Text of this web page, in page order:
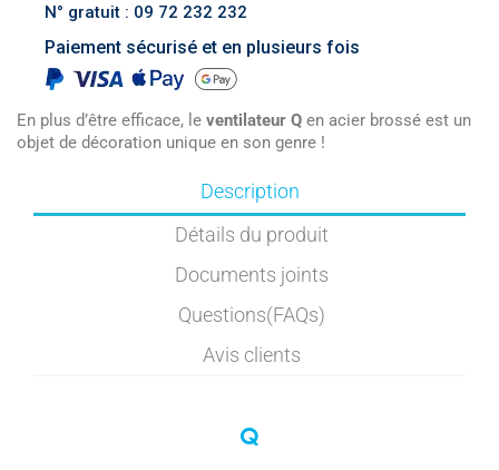
N° gratuit : 09 72 232 232
Paiement sécurisé et en plusieurs fois
En plus d’être efficace, le ventilateur Q en acier brossé est un
objet de décoration unique en son genre !
Description
Détails du produit
Documents joints
Questions(FAQs)
Avis clients
Q